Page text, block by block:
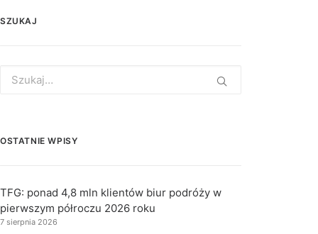
SZUKAJ
for:
OSTATNIE WPISY
TFG: ponad 4,8 mln klientów biur podróży w
pierwszym półroczu 2026 roku
7 sierpnia 2026